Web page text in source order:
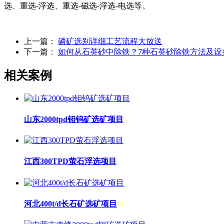
选、重选-浮选、重选-磁选-浮选-电选等。
上一篇： 磷矿选别详细工艺流程大放送
下一篇： 如何从石英砂中除铁？7种石英砂除铁方法及设
相关案例
山东2000tpd钼钨矿选矿项目
江西300TPD萤石浮选项目
河北400t/d长石矿选矿项目